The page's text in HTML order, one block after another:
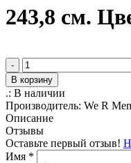
243,8 см.
-
В корзину
.: В наличии
Производитель: We R
Описание
Отзывы
Оставьте первый отзыв!
Имя *